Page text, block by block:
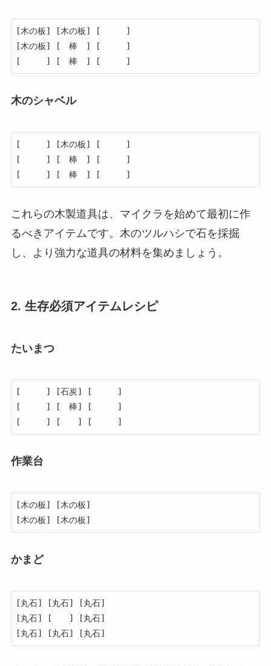
[木の板] [木の板] [　　　]
[木の板] [　棒　] [　　　]
[　　　] [　棒　] [　　　]
木のシャベル
[　　　] [木の板] [　　　]
[　　　] [　棒　] [　　　]
[　　　] [　棒　] [　　　]
これらの木製道具は、マイクラを始めて最初に作
るべきアイテムです。木のツルハシで石を採掘
し、より強力な道具の材料を集めましょう。
2. 生存必須アイテムレシピ
たいまつ
[　　　] [石炭] [　　　]
[　　　] [　棒] [　　　]
[　　　] [　　] [　　　]
作業台
[木の板] [木の板]
[木の板] [木の板]
かまど
[丸石] [丸石] [丸石]
[丸石] [　　] [丸石]
[丸石] [丸石] [丸石]